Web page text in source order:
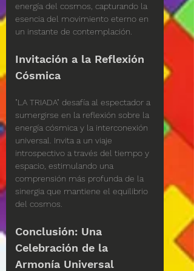
energía del cosmos, capturando la
esencia del movimiento eterno en
un instante de contemplación.
Invitación a la Reflexión
Cósmica
"LA TRIADA" desafía al espectador a
sumergirse en la reflexión sobre la
energía cósmica y la interconexión
universal. Invita a un viaje
introspectivo a través del tiempo y
espacio, estimulando una
comprensión más profunda de la
sinergia que mantiene el equilibrio
del cosmos.
Conclusión: Una
Celebración de la
Armonía Universal